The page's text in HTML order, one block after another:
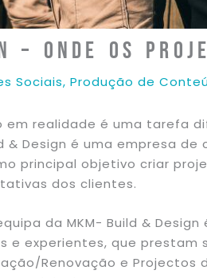
– Onde os
Sociais, Produção de
realidade é uma tarefa
& Design é uma empresa
principal objetivo criar
dos clientes.
da MKM- Build &
e experientes, que prestam
Renovação e Projectos